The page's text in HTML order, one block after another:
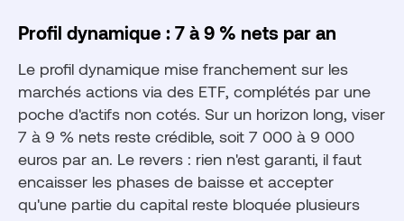
Profil dynamique : 7 à 9 % nets par an
Le profil dynamique mise franchement sur les
marchés actions via des ETF, complétés par une
poche d'actifs non cotés. Sur un horizon long, viser
7 à 9 % nets reste crédible, soit 7 000 à 9 000
euros par an. Le revers : rien n'est garanti, il faut
encaisser les phases de baisse et accepter
qu'une partie du capital reste bloquée plusieurs